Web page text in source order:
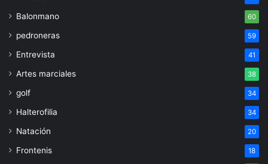
Balonmano 60
pedroneras 59
Entrevista 41
Artes marciales 38
golf 34
Halterofilia 34
Natación 20
Frontenis 18